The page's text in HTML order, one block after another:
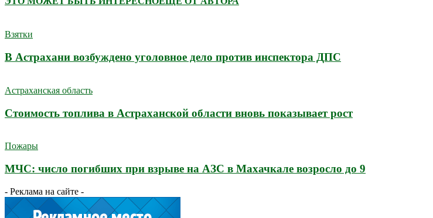
Взятки
В Астрахани возбуждено уголовное дело против инспектора ДПС
Астраханская область
Стоимость топлива в Астраханской области вновь показывает рост
Пожары
МЧС: число погибших при взрыве на АЗС в Махачкале возросло до 9
- Реклама на сайте -